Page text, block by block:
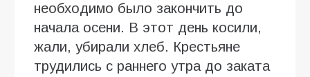
необходимо было закончить до
начала осени. В этот день косили,
жали, убирали хлеб. Крестьяне
трудились с раннего утра до заката